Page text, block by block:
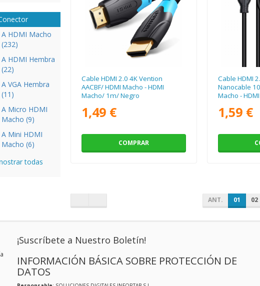
A HDMI Macho
(232)
A HDMI Hembra
(22)
A VGA Hembra
(11)
A Micro HDMI
Macho (9)
A Mini HDMI
Macho (6)
todas
Cable HDMI 2.0 4K Vention
AACBF/ HDMI Macho - HDMI
Macho/ 1m/ Negro
1,49 €
COMPRAR
Cable HDMI
Nanocable
Macho -
1,59 €
ANT. 01 02
¡Suscríbete a Nuestro Boletín!
INFORMACIÓN BÁSICA SOBRE PROTECCIÓN DE
DATOS